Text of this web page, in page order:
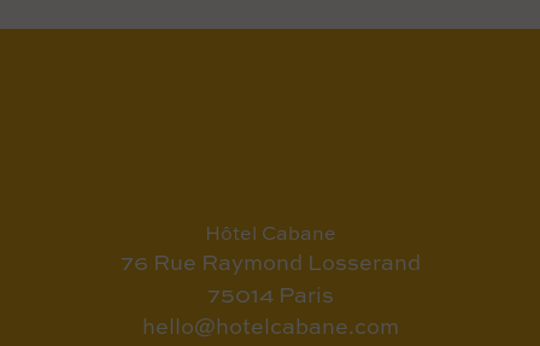
Hôtel Cabane
76 Rue Raymond Losserand
75014 Paris
hello@hotelcabane.com